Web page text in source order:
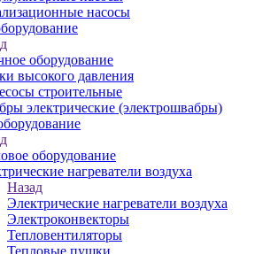
насосы
оборудование
высокого давления
строительные
электрические (электрошвабры)
оборудование
нагреватели воздуха
Назад
Электрические нагреватели воздуха
Электроконвекторы
Тепловентиляторы
Тепловые пушки